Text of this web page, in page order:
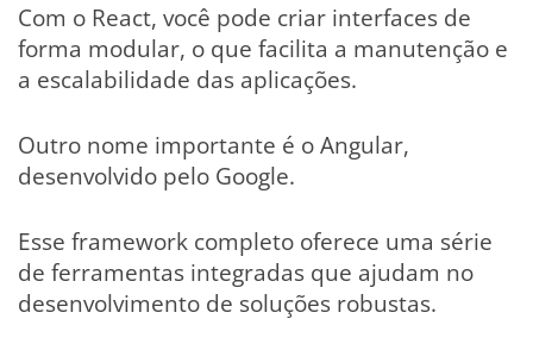
Com o React, você pode criar interfaces de
forma modular, o que facilita a manutenção e
a escalabilidade das aplicações.
Outro nome importante é o Angular,
desenvolvido pelo Google.
Esse framework completo oferece uma série
de ferramentas integradas que ajudam no
desenvolvimento de soluções robustas.